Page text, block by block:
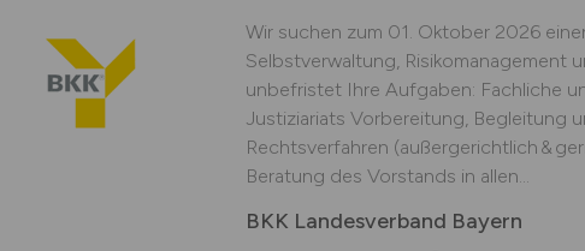
Wir suchen zum 01. Oktober 2026
Selbstverwaltung, Risikomanagement
unbefristet Ihre Aufgaben: Fachliche
Justiziariats Vorbereitung, Begleitung
Rechtsverfahren (außergerichtlich &
Beratung des Vorstands in allen...
BKK Landesverband Bayern